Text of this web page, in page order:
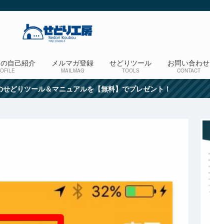
自己紹介 メルマガ登録
MAILMAG
せどりツール
TOOLS
お問い合わせ
CONTACT
どりツール＆マニュアルを【無料】でプレゼント！